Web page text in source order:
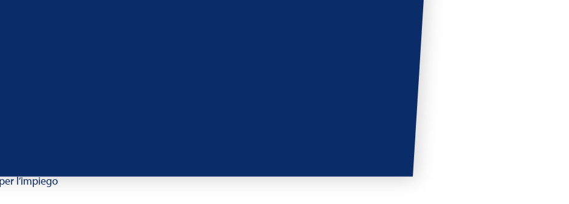
°C
dell’acido
di additivi di
una
impegnative
l’impiego